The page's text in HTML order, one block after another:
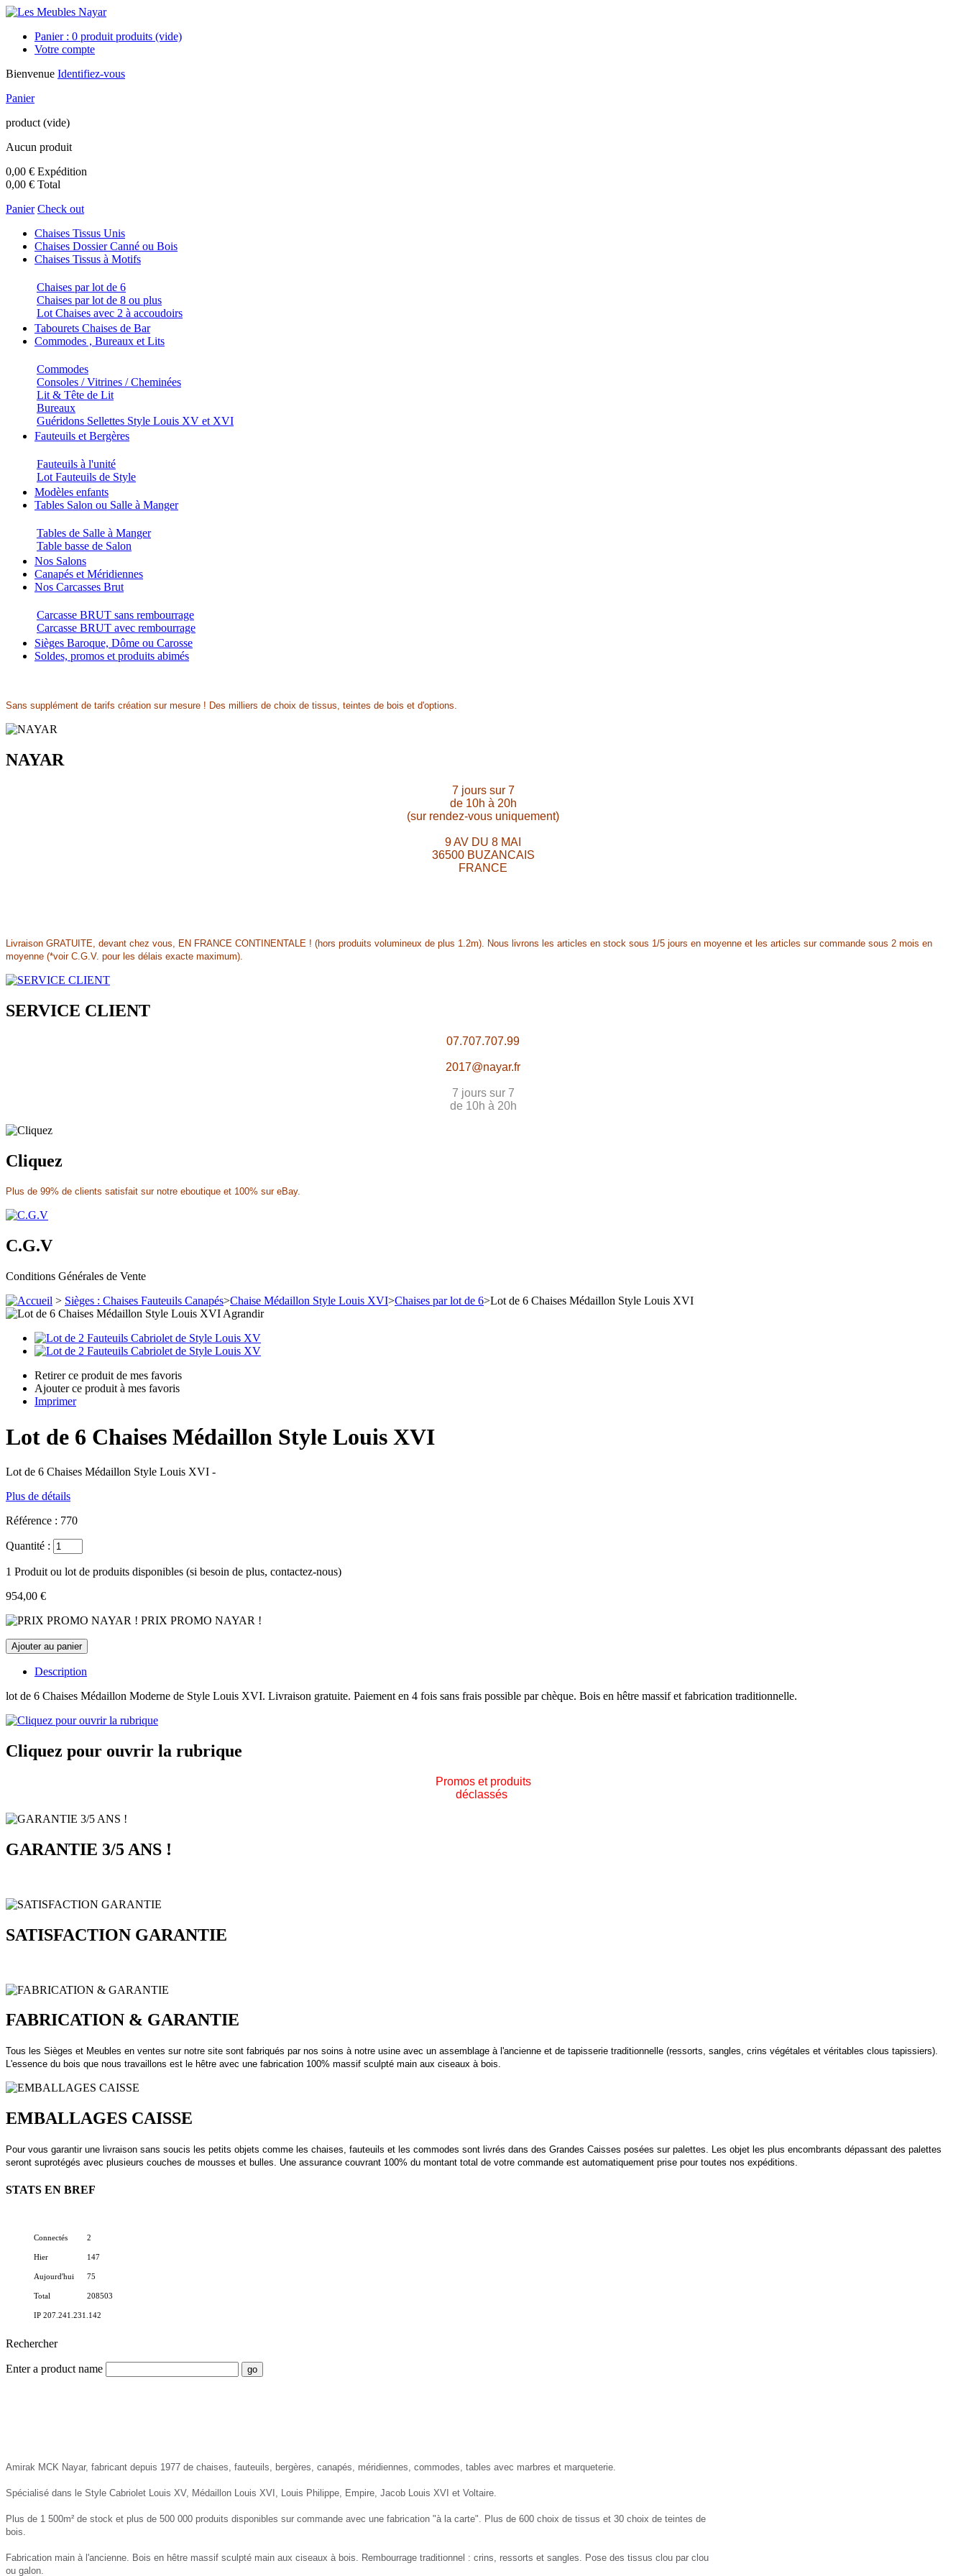
Panier : 0 produit produits (vide)
Votre compte
Bienvenue Identifiez-vous
Panier
product (vide)
Aucun produit
0,00 € Expédition
0,00 € Total
Panier Check out
Chaises Tissus Unis
Chaises Dossier Canné ou Bois
Chaises Tissus à Motifs
Chaises par lot de 6
Chaises par lot de 8 ou plus
Lot Chaises avec 2 à accoudoirs
Tabourets Chaises de Bar
Commodes , Bureaux et Lits
Commodes
Consoles / Vitrines / Cheminées
Lit & Tête de Lit
Bureaux
Guéridons Sellettes Style Louis XV et XVI
Fauteuils et Bergères
Fauteuils à l'unité
Lot Fauteuils de Style
Modèles enfants
Tables Salon ou Salle à Manger
Tables de Salle à Manger
Table basse de Salon
Nos Salons
Canapés et Méridiennes
Nos Carcasses Brut
Carcasse BRUT sans rembourrage
Carcasse BRUT avec rembourrage
Sièges Baroque, Dôme ou Carosse
Soldes, promos et produits abimés
Sans supplément de tarifs création sur mesure ! Des milliers de choix de tissus, teintes de bois et d'options.
NAYAR
7 jours sur 7
de 10h à 20h
(sur rendez-vous uniquement)
9 AV DU 8 MAI
36500 BUZANCAIS
FRANCE
Livraison GRATUITE, devant chez vous, EN FRANCE CONTINENTALE ! (hors produits volumineux de plus 1.2m). Nous livrons les articles en stock sous 1/5 jours en moyenne et les articles sur commande sous 2 mois en
moyenne (*voir C.G.V. pour les délais exacte maximum).
SERVICE CLIENT
07.707.707.99
2017@nayar.fr
7 jours sur 7
de 10h à 20h
Cliquez
Plus de 99% de clients satisfait sur notre eboutique et 100% sur eBay.
C.G.V
Conditions Générales de Vente
> Sièges : Chaises Fauteuils Canapés>Chaise Médaillon Style Louis XVI>Chaises par lot de 6>Lot de 6 Chaises Médaillon Style Louis XVI
Agrandir
Retirer ce produit de mes favoris
Ajouter ce produit à mes favoris
Imprimer
Lot de 6 Chaises Médaillon Style Louis XVI
Lot de 6 Chaises Médaillon Style Louis XVI -
Plus de détails
Référence : 770
Quantité :
1 Produit ou lot de produits disponibles (si besoin de plus, contactez-nous)
954,00 €
PRIX PROMO NAYAR !
Description
lot de 6 Chaises Médaillon Moderne de Style Louis XVI. Livraison gratuite. Paiement en 4 fois sans frais possible par chèque. Bois en hêtre massif et fabrication traditionnelle.
Cliquez pour ouvrir la rubrique
Promos et produits
déclassés
GARANTIE 3/5 ANS !
SATISFACTION GARANTIE
FABRICATION & GARANTIE
Tous les Sièges et Meubles en ventes sur notre site sont fabriqués par nos soins à notre usine avec un assemblage à l'ancienne et de tapisserie traditionnelle (ressorts, sangles, crins végétales et véritables clous tapissiers).
L'essence du bois que nous travaillons est le hêtre avec une fabrication 100% massif sculpté main aux ciseaux à bois.
EMBALLAGES CAISSE
Pour vous garantir une livraison sans soucis les petits objets comme les chaises, fauteuils et les commodes sont livrés dans des Grandes Caisses posées sur palettes. Les objet les plus encombrants dépassant des palettes
seront suprotégés avec plusieurs couches de mousses et bulles. Une assurance couvrant 100% du montant total de votre commande est automatiquement prise pour toutes nos expéditions.
STATS EN BREF
Connectés 2
Hier 147
Aujourd'hui 75
Total 208503
IP 207.241.231.142
Rechercher
Enter a product name
Amirak MCK Nayar, fabricant depuis 1977 de chaises, fauteuils, bergères, canapés, méridiennes, commodes, tables avec marbres et marqueterie.
Spécialisé dans le Style Cabriolet Louis XV, Médaillon Louis XVI, Louis Philippe, Empire, Jacob Louis XVI et Voltaire.
Plus de 1 500m² de stock et plus de 500 000 produits disponibles sur commande avec une fabrication "à la carte". Plus de 600 choix de tissus et 30 choix de teintes de
bois.
Fabrication main à l'ancienne. Bois en hêtre massif sculpté main aux ciseaux à bois. Rembourrage traditionnel : crins, ressorts et sangles. Pose des tissus clou par clou
ou galon.